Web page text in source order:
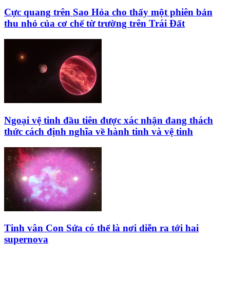
Cực quang trên Sao Hỏa cho thấy một phiên bản
thu nhỏ của cơ chế từ trường trên Trái Đất
Ngoại vệ tinh đầu tiên được xác nhận đang thách
thức cách định nghĩa về hành tinh và vệ tinh
Tinh vân Con Sứa có thể là nơi diễn ra tới hai
supernova